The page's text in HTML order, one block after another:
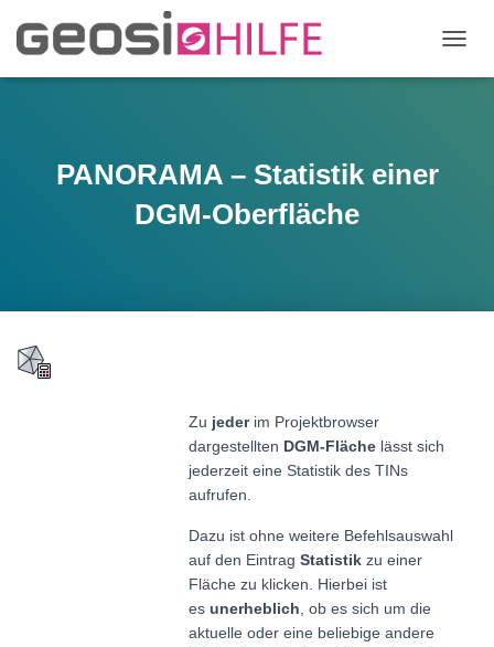
A
PANORAMA – Statistik einer
DGM-Oberfläche
Zu jeder im Projektbrowser
dargestellten DGM-Fläche lässt sich
jederzeit eine Statistik des TINs
aufrufen.
Dazu ist ohne weitere Befehlsauswahl
auf den Eintrag Statistik zu einer
Fläche zu klicken. Hierbei ist
es unerheblich , ob es sich um die
aktuelle oder eine beliebige andere